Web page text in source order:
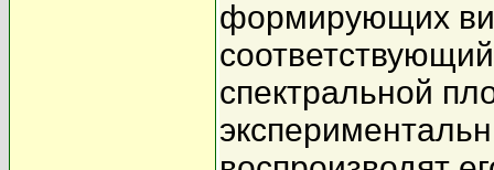
формирующих
спектральной